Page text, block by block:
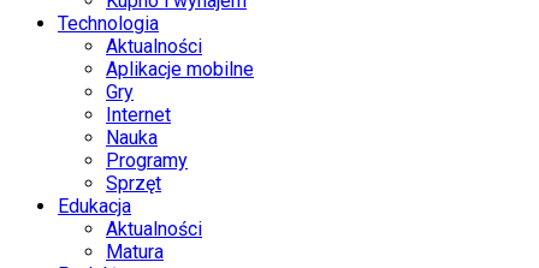
Technologia
Aktualności
Aplikacje mobilne
Gry
Internet
Nauka
Programy
Sprzęt
Edukacja
Aktualności
Matura